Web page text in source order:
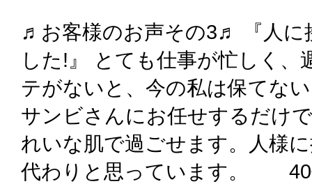
♬お客様のお声その3♬ 『人に
した!』 とても仕事が忙しく
テがないと、今の私は保てな
サンビさんにお任せするだけ
れいな肌で過ごせます。人様
代わりと思っています。